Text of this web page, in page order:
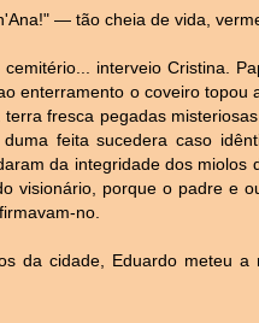
— tão cheia de vida,
interveio Cristina.
enterramento o coveiro topou
fresca pegadas
feita sucedera caso
da integridade dos miolos
visionário, porque o padre e
no.
da cidade, Eduardo meteu